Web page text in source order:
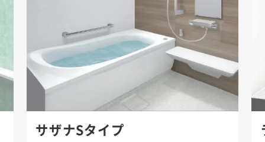
サザナSタイプ